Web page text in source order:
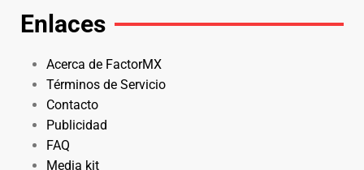
Enlaces
Acerca de FactorMX
Términos de Servicio
Contacto
Publicidad
FAQ
Media kit